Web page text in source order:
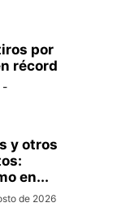
por
récord
-
y otros
en...
de 2026